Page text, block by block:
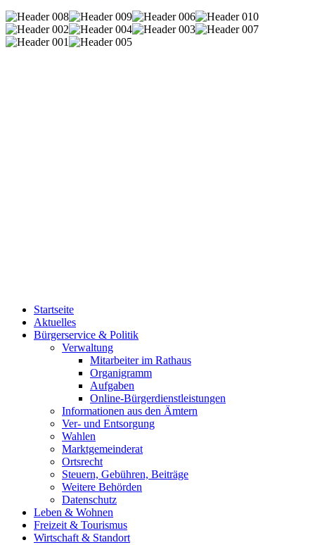
Startseite
Aktuelles
Bürgerservice & Politik
Verwaltung
Mitarbeiter im Rathaus
Organigramm
Aufgaben
Online-Bürgerdienstleistungen
Informationen aus den Ämtern
Ver- und Entsorgung
Wahlen
Marktgemeinderat
Ortsrecht
Steuern, Gebühren, Beiträge
Weitere Behörden
Datenschutz
Leben & Wohnen
Freizeit & Tourismus
Wirtschaft & Standort